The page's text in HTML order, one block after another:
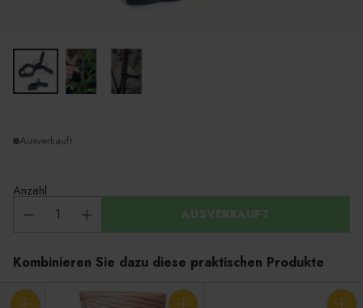
Ausverkauft
Anzahl
AUSVERKAUFT
Kombinieren Sie dazu diese praktischen Produkte